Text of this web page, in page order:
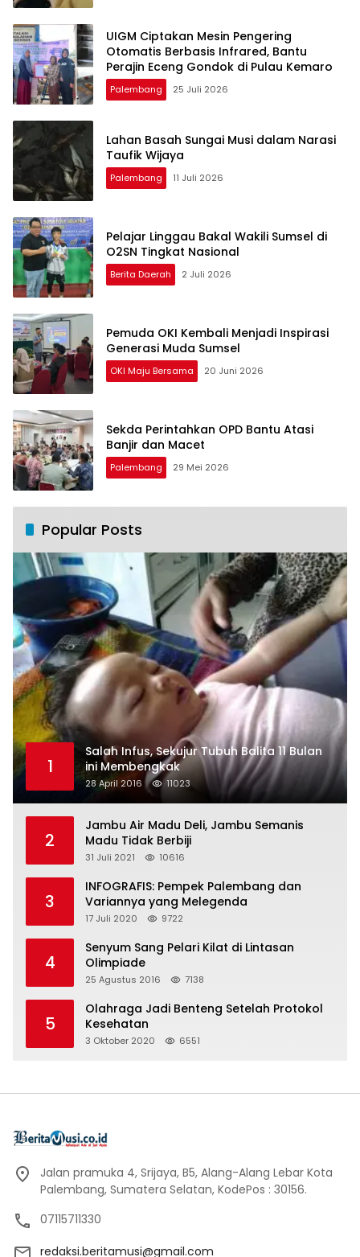
UIGM Ciptakan Mesin Pengering
Otomatis Berbasis Infrared, Bantu
Perajin Eceng Gondok di Pulau Kemaro
Palembang 25 Juli 2026
Lahan Basah Sungai Musi dalam Narasi
Taufik Wijaya
Palembang 11 Juli 2026
Pelajar Linggau Bakal Wakili Sumsel di
O2SN Tingkat Nasional
Berita Daerah 2 Juli 2026
Pemuda OKI Kembali Menjadi Inspirasi
Generasi Muda Sumsel
OKI Maju Bersama 20 Juni 2026
Sekda Perintahkan OPD Bantu Atasi
Banjir dan Macet
Palembang 29 Mei 2026
Popular Posts
1
Salah Infus, Sekujur Tubuh Balita 11 Bulan
ini Membengkak
28 April 2016 11023
2
Jambu Air Madu Deli, Jambu Semanis
Madu Tidak Berbiji
31 Juli 2021 10616
3
INFOGRAFIS: Pempek Palembang dan
Variannya yang Melegenda
17 Juli 2020 9722
4
Senyum Sang Pelari Kilat di Lintasan
Olimpiade
25 Agustus 2016 7138
5
Olahraga Jadi Benteng Setelah Protokol
Kesehatan
3 Oktober 2020 6551
Jalan pramuka 4, Srijaya, B5, Alang-Alang Lebar Kota
Palembang, Sumatera Selatan, KodePos : 30156.
07115711330
redaksi.beritamusi@gmail.com